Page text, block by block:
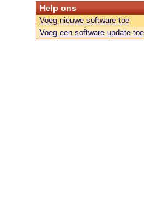
Help ons
Voeg nieuwe software toe
Voeg een software update toe